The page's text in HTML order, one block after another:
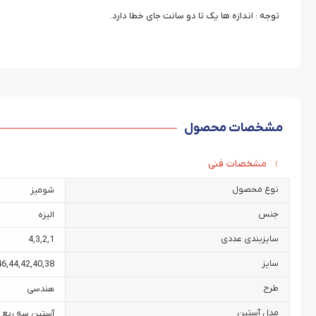
توجه : اندازه ها یک تا دو سانت جای خطا دارد.
مشخصات محصول
مشخصات فنی
نوع محصول شومیز
جنس الیزه
سایزبندی عددی 1
,
2
,
3
,
4
سایز 38
,
40
,
42
,
44
,
طرح هندسی
مدل آستین آستین سه ربع